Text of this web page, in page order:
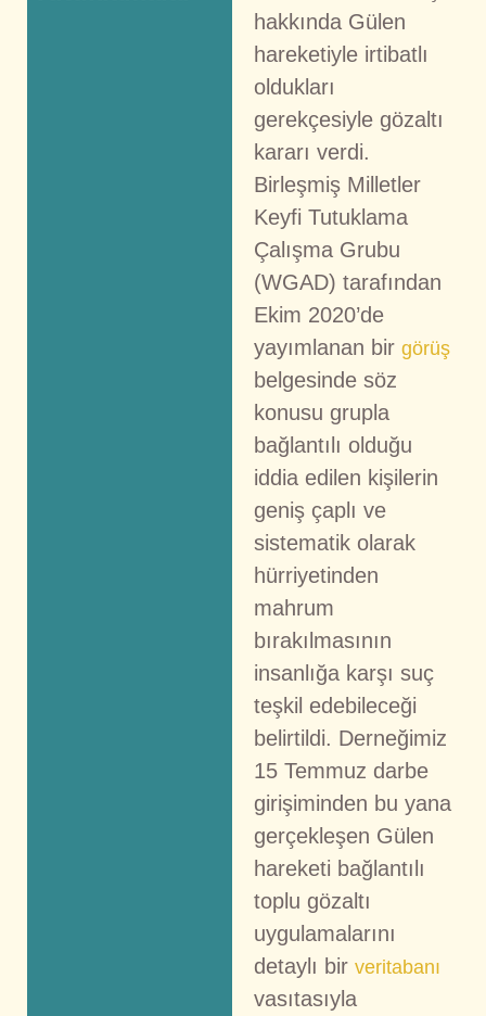
hakkında Gülen
hareketiyle irtibatlı
oldukları
gerekçesiyle gözaltı
kararı verdi.
Birleşmiş Milletler
Keyfi Tutuklama
Çalışma Grubu
(WGAD) tarafından
Ekim 2020’de
yayımlanan bir görüş
belgesinde söz
konusu grupla
bağlantılı olduğu
iddia edilen kişilerin
geniş çaplı ve
sistematik olarak
hürriyetinden
mahrum
bırakılmasının
insanlığa karşı suç
teşkil edebileceği
belirtildi. Derneğimiz
15 Temmuz darbe
girişiminden bu yana
gerçekleşen Gülen
hareketi bağlantılı
toplu gözaltı
uygulamalarını
detaylı bir veritabanı
vasıtasıyla